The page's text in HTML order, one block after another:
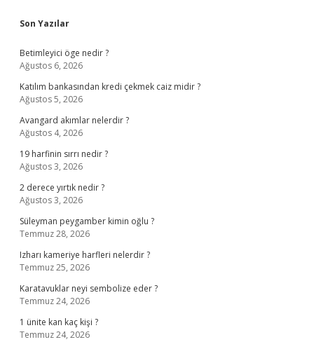
Sidebar
Son Yazılar
Betimleyici öge nedir ?
Ağustos 6, 2026
Katılım bankasından kredi çekmek caiz midir ?
Ağustos 5, 2026
Avangard akımlar nelerdir ?
Ağustos 4, 2026
19 harfinin sırrı nedir ?
Ağustos 3, 2026
2 derece yırtık nedir ?
Ağustos 3, 2026
Süleyman peygamber kimin oğlu ?
Temmuz 28, 2026
Izharı kameriye harfleri nelerdir ?
Temmuz 25, 2026
Karatavuklar neyi sembolize eder ?
Temmuz 24, 2026
1 ünite kan kaç kişi ?
Temmuz 24, 2026